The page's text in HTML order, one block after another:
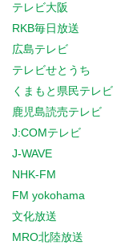
テレビ大阪
RKB毎日放送
広島テレビ
テレビせとうち
くまもと県民テレビ
鹿児島読売テレビ
J:COMテレビ
J-WAVE
NHK-FM
FM yokohama
文化放送
MRO北陸放送